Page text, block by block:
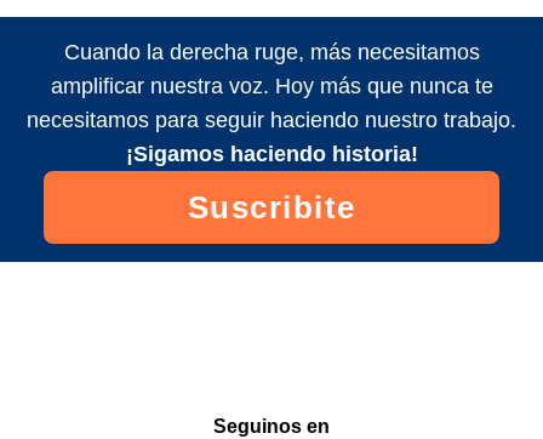
Cuando la derecha ruge, más necesitamos
amplificar nuestra voz. Hoy más que nunca te
necesitamos para seguir haciendo nuestro trabajo.
¡Sigamos haciendo historia!
Suscribite
Seguinos en